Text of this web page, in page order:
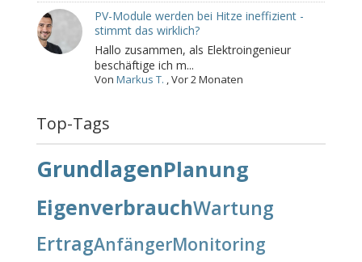
PV-Module werden bei Hitze ineffizient -
stimmt das wirklich?
Hallo zusammen, als Elektroingenieur
beschäftige ich m...
VonMarkus T. ,Vor 2 Monaten
Top-Tags
GrundlagenPlanung
EigenverbrauchWartung
ErtragAnfängerMonitoring